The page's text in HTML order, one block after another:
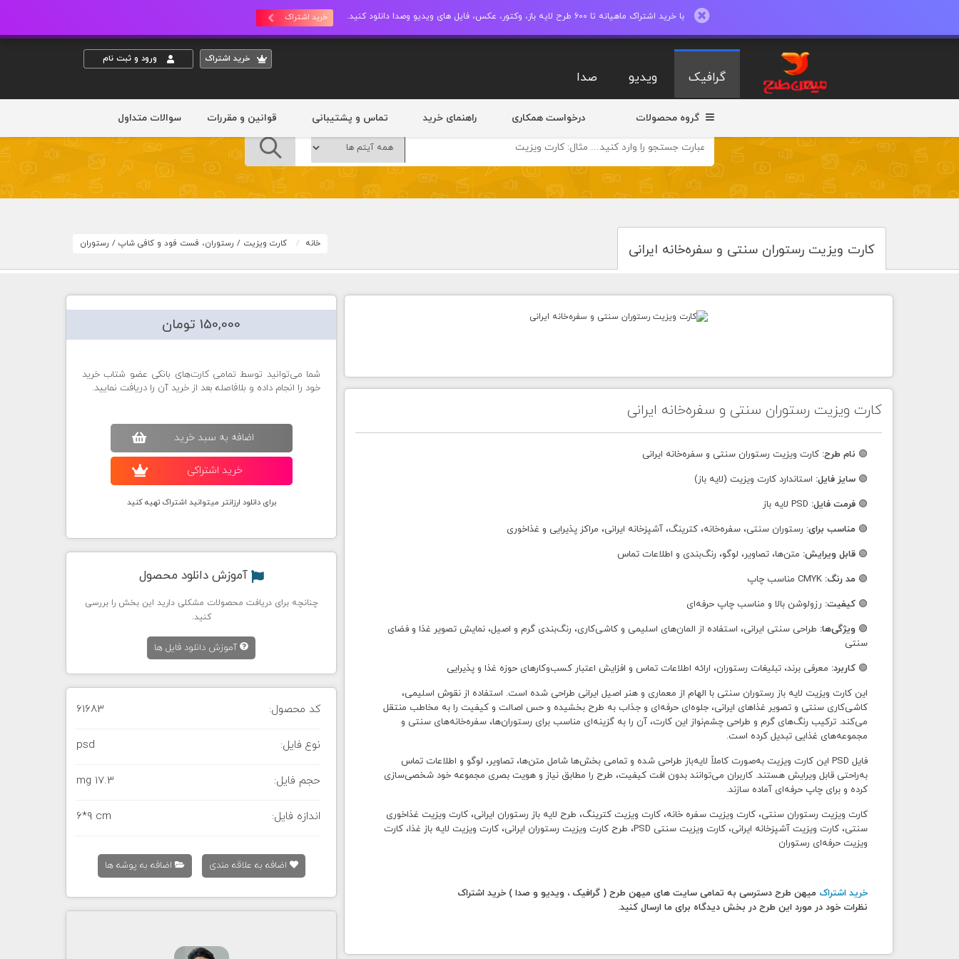
با خرید اشتراک ماهیانه تا 600 طرح لایه باز، وکتور، عکس، فایل های ویدیو وصدا دانلود کنید. خرید اشتراک
خريد اشتراک ورود و ثبت نام
گرافیک ویدیو صدا
گروه محصولات درخواست همکاری راهنمای خرید تماس و پشتیبانی قوانین و مقررات سوالات متداول
کارت ویزیت رستوران سنتی و سفره‌خانه ایرانی خانه کارت ویزیت / رستوران، فست فود و کافی شاپ / رستوران
کارت ویزیت رستوران سنتی و سفره‌خانه ایرانی
🟢 نام طرح: کارت ویزیت رستوران سنتی و سفره‌خانه ایرانی
🟢 سایز فایل: استاندارد کارت ویزیت (لایه باز)
🟢 فرمت فایل:
🟢 مناسب برای: رستوران سنتی، سفره‌خانه، کترینگ، آشپزخانه ایرانی، مراکز پذیرایی و غذاخوری
🟢 قابل ویرایش: متن‌ها، تصاویر، لوگو، رنگ‌بندی و اطلاعات تماس
🟢 مد رنگ:
🟢 کیفیت: رزولوشن بالا و مناسب چاپ حرفه‌ای
🟢 ویژگی‌ها: طراحی سنتی ایرانی، استفاده از المان‌های اسلیمی و کاشی‌کاری، رنگ‌بندی گرم و اصیل، نمایش تصویر غذا و فضای
سنتی
🟢 کاربرد: معرفی برند، تبلیغات رستوران، ارائه اطلاعات تماس و افزایش اعتبار کسب‌وکارهای حوزه غذا و پذیرایی
این کارت ویزیت لایه باز رستوران سنتی با الهام از معماری و هنر اصیل ایرانی طراحی شده است. استفاده از نقوش اسلیمی،
کاشی‌کاری سنتی و تصویر غذاهای ایرانی، جلوه‌ای حرفه‌ای و جذاب به طرح بخشیده و حس اصالت و کیفیت را به مخاطب منتقل
می‌کند. ترکیب رنگ‌های گرم و طراحی چشم‌نواز این کارت، آن را به گزینه‌ای مناسب برای رستوران‌ها، سفره‌خانه‌های سنتی و
مجموعه‌های غذایی تبدیل کرده است.
فایل PSD این کارت ویزیت به‌صورت کاملاً لایه‌باز طراحی شده و تمامی بخش‌ها شامل متن‌ها، تصاویر، لوگو و اطلاعات تماس
به‌راحتی قابل ویرایش هستند. کاربران می‌توانند بدون افت کیفیت، طرح را مطابق نیاز و هویت بصری مجموعه خود شخصی‌سازی
کرده و برای چاپ حرفه‌ای آماده سازند.
کارت ویزیت رستوران سنتی، کارت ویزیت سفره خانه، کارت ویزیت کترینگ، طرح لایه باز رستوران ایرانی، کارت ویزیت غذاخوری
سنتی، کارت ویزیت آشپزخانه ایرانی، کارت ویزیت سنتی PSD، طرح کارت ویزیت رستوران ایرانی، کارت ویزیت لایه باز غذا، کارت
ویزیت حرفه‌ای رستوران
خرید اشتراک میهن طرح دسترسی به تمامی سایت های میهن طرح ( گرافیک ، ویدیو و صدا ) خرید اشتراک
نظرات خود در مورد این طرح در بخش دیدگاه برای ما ارسال کنید.
150,000 تومان
شما می‌توانید توسط تمامی کارت‌های بانکی عضو شتاب خرید
خود را انجام داده و بلافاصله بعد از خرید آن را دریافت نمایید.
اضافه به سبد خريد
خريد اشتراکی
برای دانلود ارزانتر میتوانید اشتراک تهیه کنید
آموزش دانلود محصول
چنانچه برای دریافت محصولات مشکلی دارید این بخش را بررسی
کنید.
آموزش دانلود فایل ها
کد محصول: 61683
نوع فایل: psd
حجم فایل: 17.3 mg
اندازه فایل: 6*9 cm
اضافه به علاقه مندی اضافه به پوشه ها